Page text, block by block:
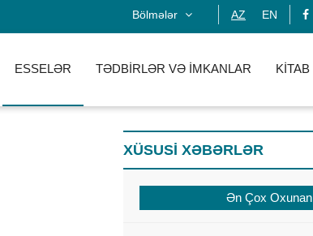
Bölmələr AZ EN
ESSELƏR TƏDBİRLƏR VƏ İMKANLAR
XÜSUSİ XƏBƏRLƏR
Ən Çox Oxunan